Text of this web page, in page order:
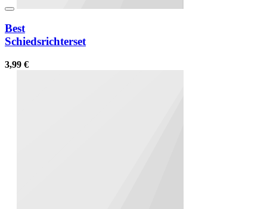
Best
Schiedsrichterset
3,99 €